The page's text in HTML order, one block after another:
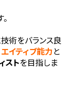
術をバランス良
イティブ能力と
ストを目指しま